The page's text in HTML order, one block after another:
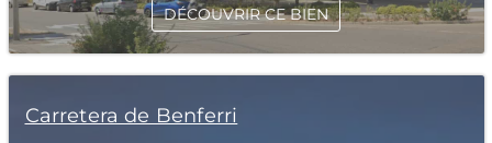
DÉCOUVRIR CE BIEN
Carretera de Benferri